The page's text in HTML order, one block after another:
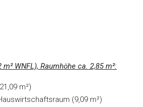
WNFL), Raumhöhe ca. 2,85 m²:
m²)
(9,09 m²)